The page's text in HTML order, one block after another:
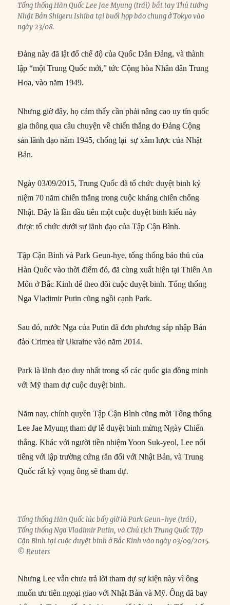
Tổng thống Hàn Quốc Lee Jae Myung (trái) bắt tay Thủ tướng
Nhật Bản Shigeru Ishiba tại buổi họp báo chung ở Tokyo vào
ngày 23/08.
Đảng này đã lật đổ chế độ của Quốc Dân Đảng, và thành
lập “một Trung Quốc mới,” tức Cộng hòa Nhân dân Trung
Hoa, vào năm 1949.
Nhưng giờ đây, họ cảm thấy cần phải nâng cao uy tín quốc
gia thông qua câu chuyện về chiến thắng do Đảng Cộng
sản lãnh đạo năm 1945, chống lại sự xâm lược của Nhật
Bản.
Ngày 03/09/2015, Trung Quốc đã tổ chức duyệt binh kỷ
niệm 70 năm chiến thắng trong cuộc kháng chiến chống
Nhật. Đây là lần đầu tiên một cuộc duyệt binh kiểu này
được tổ chức dưới sự lãnh đạo của Tập Cận Bình.
Tập Cận Bình và Park Geun-hye, tổng thống bảo thủ của
Hàn Quốc vào thời điểm đó, đã cùng xuất hiện tại Thiên An
Môn ở Bắc Kinh để theo dõi cuộc duyệt binh. Tổng thống
Nga Vladimir Putin cũng ngồi cạnh Park.
Sau đó, nước Nga của Putin đã đơn phương sáp nhập Bán
đảo Crimea từ Ukraine vào năm 2014.
Park là lãnh đạo duy nhất trong số các quốc gia đồng minh
với Mỹ tham dự cuộc duyệt binh.
Năm nay, chính quyền Tập Cận Bình cũng mời Tổng thống
Lee Jae Myung tham dự lễ duyệt binh mừng Ngày Chiến
thắng. Khác với người tiền nhiệm Yoon Suk-yeol, Lee nổi
tiếng với lập trường cứng rắn đối với Nhật Bản, và Trung
Quốc rất kỳ vọng ông sẽ tham dự.
Tổng thống Hàn Quốc lúc bấy giờ là Park Geun-hye (trái),
Tổng thống Nga Vladimir Putin, và Chủ tịch Trung Quốc Tập
Cận Bình tại cuộc duyệt binh ở Bắc Kinh vào ngày 03/09/2015.
© Reuters
Nhưng Lee vẫn chưa trả lời tham dự sự kiện này vì ông
muốn ưu tiên ngoại giao với Nhật Bản và Mỹ. Ông đã bay